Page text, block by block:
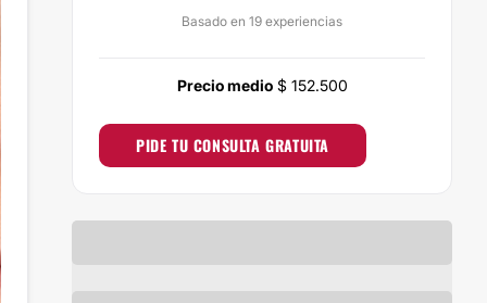
Basado en 19 experiencias
Precio medio$ 152.500
PIDE TU CONSULTA GRATUITA